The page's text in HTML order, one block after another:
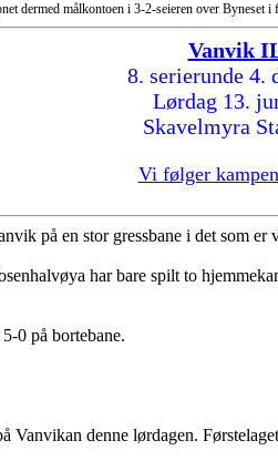
dermed målkontoen i 3-2-seieren over
Vanvik
8. serierunde 4.
Lørdag 13.
Skavelmyra
Vi følger
på en stor gressbane i det som
har bare spilt to
0 på bortebane.
Vanvikan denne lørdagen.